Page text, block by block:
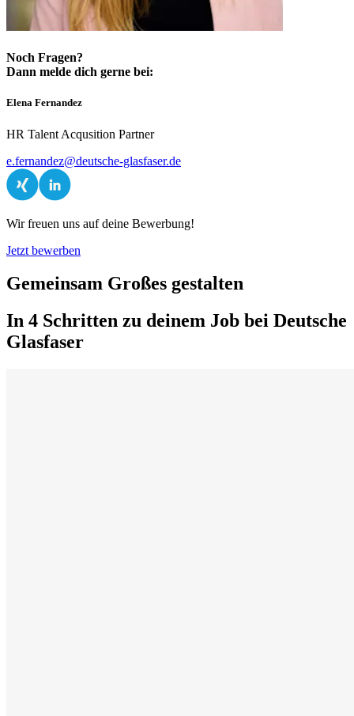
Noch Fragen?
Dann melde dich gerne bei:
Elena Fernandez
HR Talent Acqusition Partner
e.fernandez@deutsche-glasfaser.de
Wir freuen uns auf deine Bewerbung!
Jetzt bewerben
Gemeinsam Großes gestalten
In 4 Schritten zu deinem Job bei Deutsche
Glasfaser